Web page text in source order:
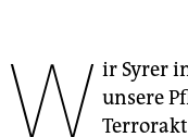
epaper login
W ir Syrer
unsere